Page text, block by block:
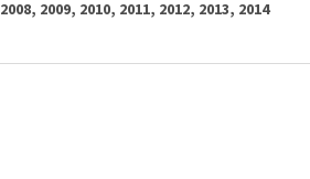
2008, 2009, 2010, 2011, 2012, 2013, 2014